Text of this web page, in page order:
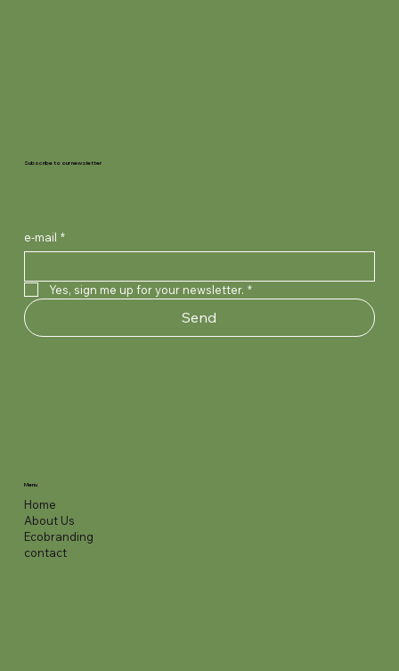
Subscribe to our newsletter
e-mail *
Yes, sign me up for your newsletter. *
Send
Menu
Home
About Us
Ecobranding
contact